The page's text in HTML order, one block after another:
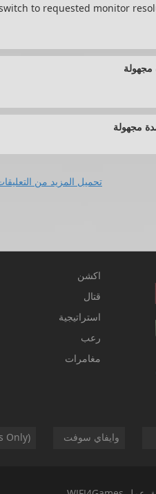
مجهولة
تحميل المزيد من
اكشن
قتال
استراتيجية
رعب
مغامرات
وايفاي سوفت Only)